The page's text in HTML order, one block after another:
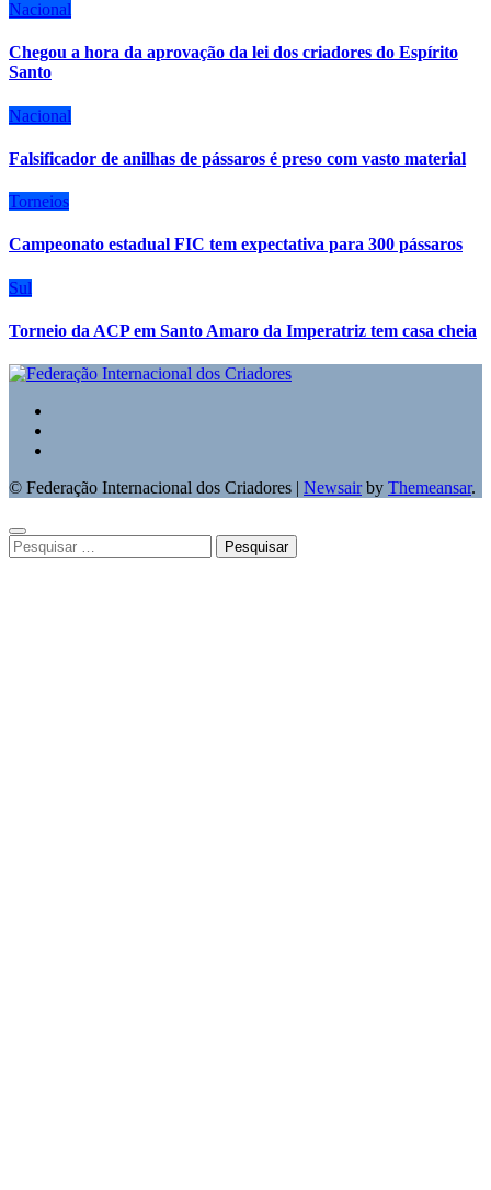
Nacional
Chegou a hora da aprovação da lei dos criadores do Espírito
Santo
Nacional
Falsificador de anilhas de pássaros é preso com vasto material
Torneios
Campeonato estadual FIC tem expectativa para 300 pássaros
Sul
Torneio da ACP em Santo Amaro da Imperatriz tem casa cheia
© Federação Internacional dos Criadores | Newsairby Themeansar.
Pesquisar
por: